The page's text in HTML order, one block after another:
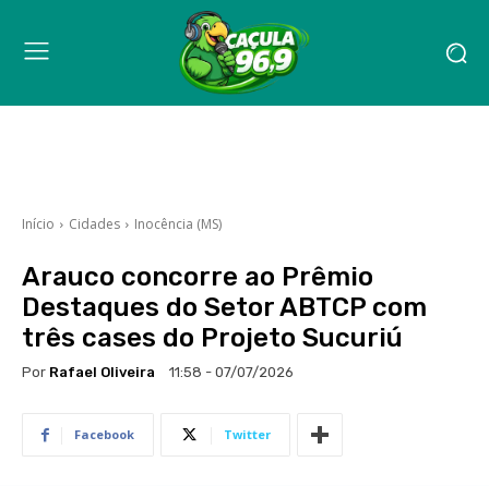
Início Cidades Inocência (MS)
Arauco concorre ao Prêmio
Destaques do Setor ABTCP com
três cases do Projeto Sucuriú
Por Rafael Oliveira 11:58 - 07/07/2026
Facebook Twitter